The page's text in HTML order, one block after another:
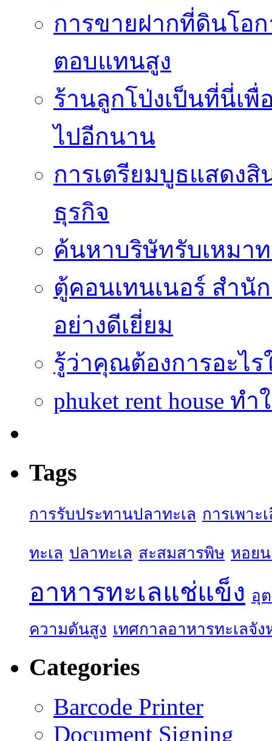
การขายฝากที่ดินโอ
ตอบแทนสูง
ร้านลูกโป่งเป็นที่นี่เ
ไปอีกนาน
การเตรียมบูธแสดงสิ
ธุรกิจ
ค้นหาบริษัทรับเหมา
ตู้คอนเทนเนอร์ สำนั
อย่างดีเยี่ยม
รู้ว่าคุณต้องการอะไ
phuket rent house
Tags
การรับประทานปลาทะเล การเพาะ
ทะเล ปลาทะเล สะสมสารพิษ หอย
อาหารทะเลแช่แข็ง อุ
ความดันสูง เทศกาลอาหารทะเลจั
Categories
Barcode Printer
Document Signing